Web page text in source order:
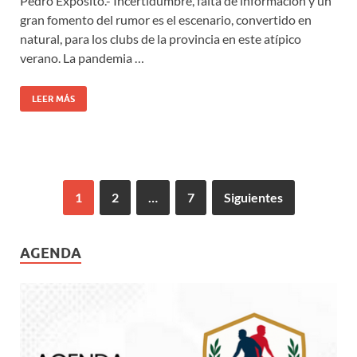
gran fomento del rumor es el escenario, convertido en
natural, para los clubs de la provincia en este atípico
verano. La pandemia …
LEER MÁS
1 2 … 7 Siguientes
AGENDA